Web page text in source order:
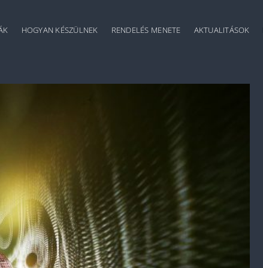
HOGYAN KÉSZÜLNEK RENDELÉS MENETE AKTUALITÁSOK